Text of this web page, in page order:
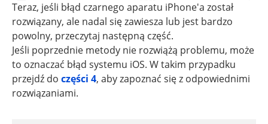
Teraz, jeśli błąd czarnego aparatu iPhone'a został
rozwiązany, ale nadal się zawiesza lub jest bardzo
powolny, przeczytaj następną część.
Jeśli poprzednie metody nie rozwiążą problemu, może
to oznaczać błąd systemu iOS. W takim przypadku
przejdź do części 4, aby zapoznać się z odpowiednimi
rozwiązaniami.